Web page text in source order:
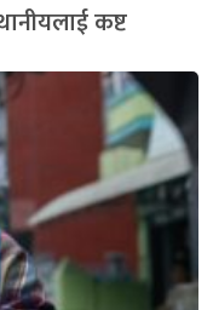
कष्ट